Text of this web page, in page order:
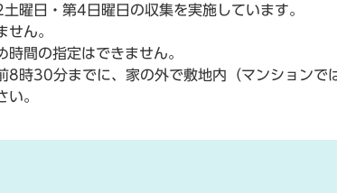
曜日・第4日曜日の収集を実施しています。
せん。
時間の指定はできません。
8時30分までに、家の外で敷地内（マンションで
い。